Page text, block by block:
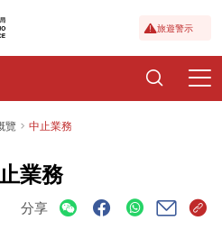
旅遊警示
覽 中止業務
業務
分享